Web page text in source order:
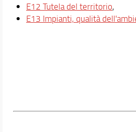
E12 Tutela del territorio,
E13 Impianti, qualità